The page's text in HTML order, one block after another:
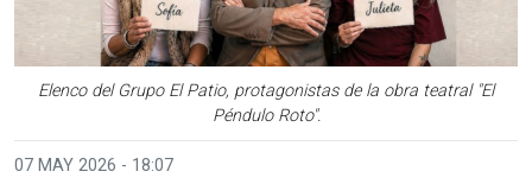
Elenco del Grupo El Patio, protagonistas de la obra teatral "El
Péndulo Roto".
07 MAY 2026 - 18:07